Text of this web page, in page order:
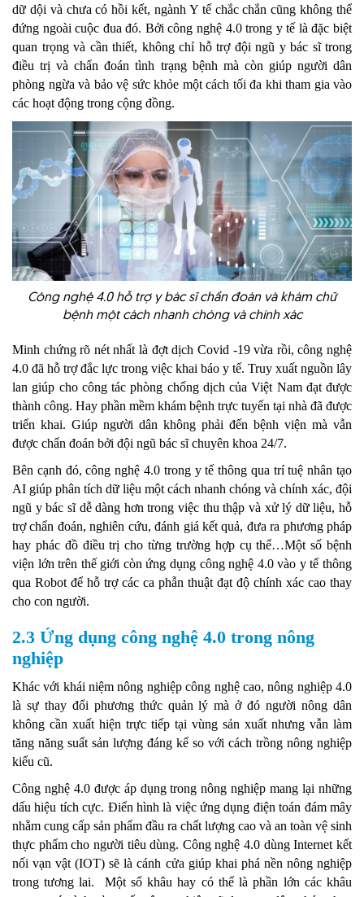
dữ dội và chưa có hồi kết, ngành Y tế chắc chắn cũng không thể
đứng ngoài cuộc đua đó. Bởi công nghệ 4.0 trong y tế là đặc biệt
quan trọng và cần thiết, không chỉ hỗ trợ đội ngũ y bác sĩ trong
điều trị và chẩn đoán tình trạng bệnh mà còn giúp người dân
phòng ngừa và bảo vệ sức khỏe một cách tối đa khi tham gia vào
các hoạt động trong cộng đồng.
Công nghệ 4.0 hỗ trợ y bác sĩ chẩn đoán và khám chữ
bệnh một cách nhanh chóng và chính xác
Minh chứng rõ nét nhất là đợt dịch Covid -19 vừa rồi, công nghệ
4.0 đã hỗ trợ đắc lực trong việc khai báo y tế. Truy xuất nguồn lây
lan giúp cho công tác phòng chống dịch của Việt Nam đạt được
thành công. Hay phần mềm khám bệnh trực tuyến tại nhà đã được
triển khai. Giúp người dân không phải đến bệnh viện mà vẫn
được chẩn đoán bởi đội ngũ bác sĩ chuyên khoa 24/7.
Bên cạnh đó, công nghệ 4.0 trong y tế thông qua trí tuệ nhân tạo
AI giúp phân tích dữ liệu một cách nhanh chóng và chính xác, đội
ngũ y bác sĩ dễ dàng hơn trong việc thu thập và xử lý dữ liệu, hỗ
trợ chẩn đoán, nghiên cứu, đánh giá kết quả, đưa ra phương pháp
hay phác đồ điều trị cho từng trường hợp cụ thể…Một số bệnh
viện lớn trên thế giới còn ứng dụng công nghệ 4.0 vào y tế thông
qua Robot để hỗ trợ các ca phẫn thuật đạt độ chính xác cao thay
cho con người.
2.3 Ứng dụng công nghệ 4.0 trong nông
nghiệp
Khác với khái niệm nông nghiệp công nghệ cao, nông nghiệp 4.0
là sự thay đổi phương thức quản lý mà ở đó người nông dân
không cần xuất hiện trực tiếp tại vùng sản xuất nhưng vẫn làm
tăng năng suất sản lượng đáng kể so với cách trồng nông nghiệp
kiểu cũ.
Công nghệ 4.0 được áp dụng trong nông nghiệp mang lại những
dấu hiệu tích cực. Điển hình là việc ứng dụng điện toán đám mây
nhằm cung cấp sản phẩm đầu ra chất lượng cao và an toàn vệ sinh
thực phẩm cho người tiêu dùng. Công nghệ 4.0 dùng Internet kết
nối vạn vật (IOT) sẽ là cánh cửa giúp khai phá nền nông nghiệp
trong tương lai. Một số khâu hay có thể là phần lớn các khâu